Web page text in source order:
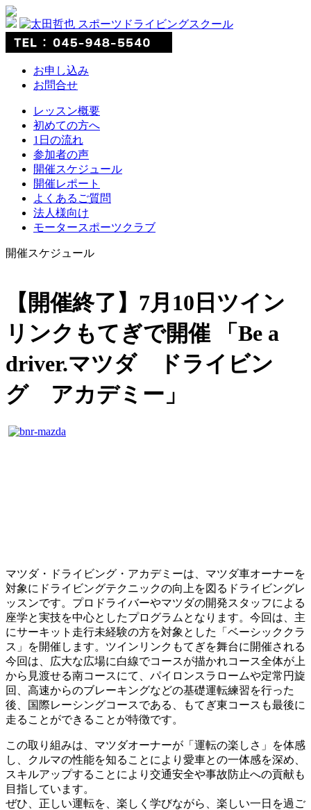
お申し込み
お問合せ
レッスン概要
初めての方へ
1日の流れ
参加者の声
開催スケジュール
開催レポート
よくあるご質問
法人様向け
モータースポーツクラブ
開催スケジュール
【開催終了】7月10日ツイン
リンクもてぎで開催 「Be a
driver.マツダ ドライビン
グ アカデミー」
マツダ・ドライビング・アカデミーは、マツダ車オーナーを
対象にドライビングテクニックの向上を図るドライビングレ
ッスンです。プロドライバーやマツダの開発スタッフによる
座学と実技を中心としたプログラムとなります。今回は、主
にサーキット走行未経験の方を対象とした「ベーシッククラ
ス」を開催します。ツインリンクもてぎを舞台に開催される
今回は、広大な広場に白線でコースが描かれコース全体が上
から見渡せる南コースにて、パイロンスラロームや定常円旋
回、高速からのブレーキングなどの基礎運転練習を行った
後、国際レーシングコースである、もてぎ東コースも最後に
走ることができることが特徴です。
この取り組みは、マツダオーナーが「運転の楽しさ」を体感
し、クルマの性能を知ることにより愛車との一体感を深め、
スキルアップすることにより交通安全や事故防止への貢献も
目指しています。
ぜひ、正しい運転を、楽しく学びながら、楽しい一日を過ご